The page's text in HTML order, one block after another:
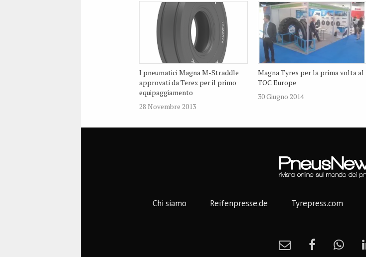
I pneumatici Magna M-Straddle
approvati da Terex per il primo
equipaggiamento
28 Novembre 2013
Magna Tyres per la prima volta al
TOC Europe
30 Giugno 2014
Chi siamo Reifenpresse.de Tyrepress.com